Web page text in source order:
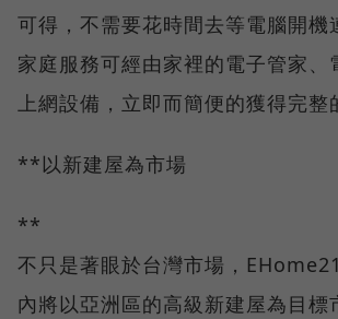
可得，不需要花時間去等電腦開機
家庭服務可經由家裡的電子管家、
上網設備，立即而簡便的獲得完整
**以新建屋為市場
**
不只是著眼於台灣市場，
內將以亞洲區的高級新建屋為目標